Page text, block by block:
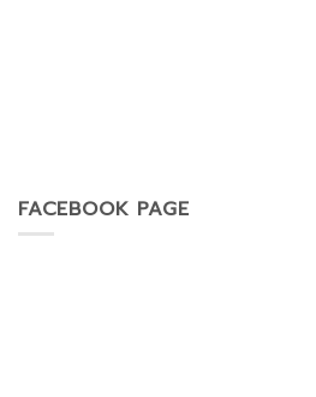
FACEBOOK PAGE